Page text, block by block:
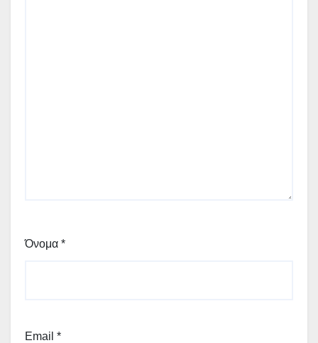
Όνομα *
Email *